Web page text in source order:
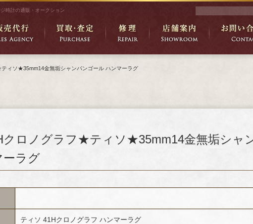
時計の通販・オークション
ィソ★35mm14金無垢シャンパンゴール ハンマーラグ
クロノグラフ★ティソ★35mm14金無垢シャ
ーラグ
ティソ 41Hクロノグラフ ハンマーラグ